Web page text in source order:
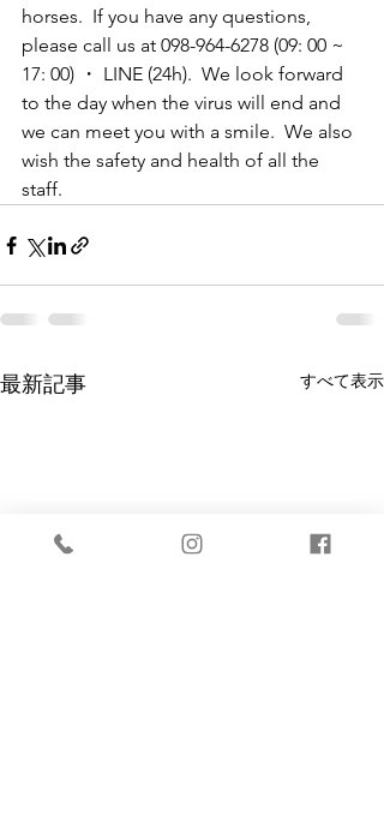
horses.  If you have any questions,
please call us at 098-964-6278 (09: 00 ~
17: 00) ・ LINE (24h).  We look forward
to the day when the virus will end and
we can meet you with a smile.  We also
wish the safety and health of all the
staff.
最新記事 すべて表示